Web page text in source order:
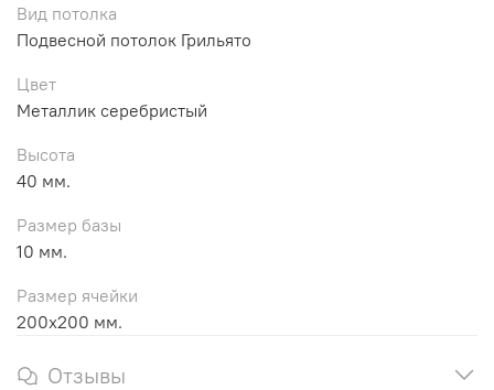
Вид потолка
Подвесной потолок Грильято
Цвет
Металлик серебристый
Высота
40 мм.
Размер базы
10 мм.
Размер ячейки
200х200 мм.
Отзывы